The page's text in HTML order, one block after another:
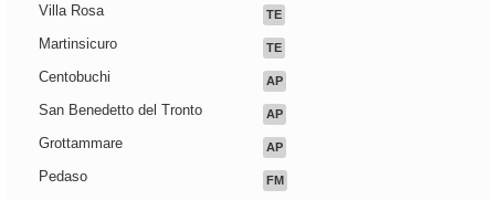
Villa Rosa TE
Martinsicuro TE
Centobuchi AP
San Benedetto del Tronto AP
Grottammare AP
Pedaso FM